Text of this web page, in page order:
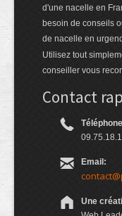
d'une nacelle en
besoin de conseils
de nacelle en
Utilisez tout
conseiller vous
Contact
Email:
Une